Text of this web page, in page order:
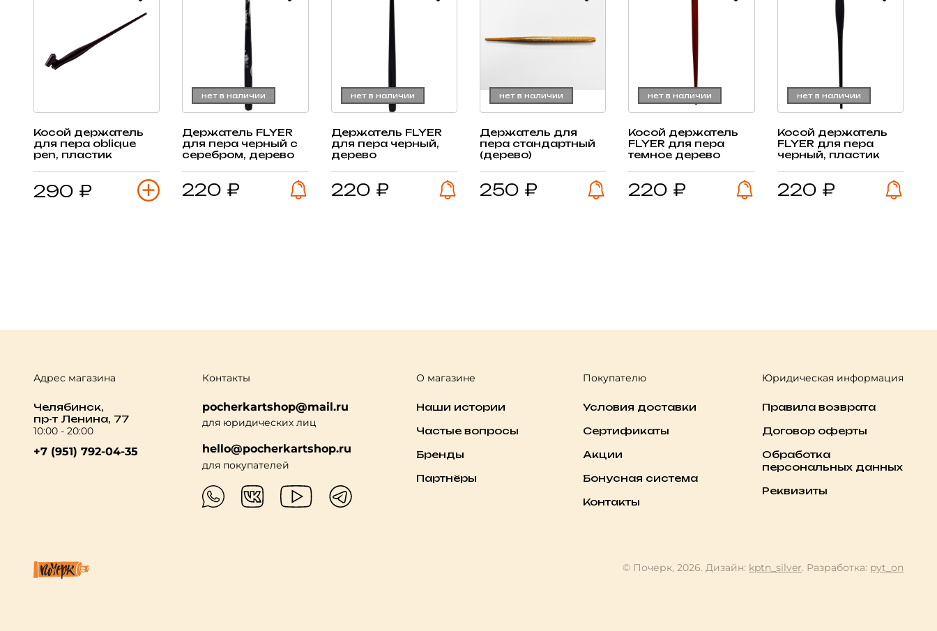
Косой держатель
для пера oblique
pen, пластик
290 ₽
нет в наличии
Держатель FLYER
для пера черный с
серебром, дерево
220 ₽
нет в наличии
Держатель FLYER
для пера черный,
дерево
220 ₽
нет в наличии
Держатель для
пера стандартный
(дерево)
250 ₽
нет в наличии
Косой держатель
FLYER для пера
темное дерево
220 ₽
нет в наличии
Косой держатель
FLYER для пера
черный, пластик
220 ₽
Адрес магазина
Челябинск,
пр-т Ленина, 77
10:00 - 20:00
+7 (951) 792-04-35
Контакты
pocherkartshop@mail.ru
для юридических лиц
hello@pocherkartshop.ru
для покупателей
О магазине
Наши истории
Частые вопросы
Бренды
Партнёры
Покупателю
Условия доставки
Сертификаты
Акции
Бонусная система
Контакты
Юридическая информация
Правила возврата
Договор оферты
Обработка
персональных данных
Реквизиты
© Почерк, 2026. Дизайн: kptn_silver. Разработка: pyt_on